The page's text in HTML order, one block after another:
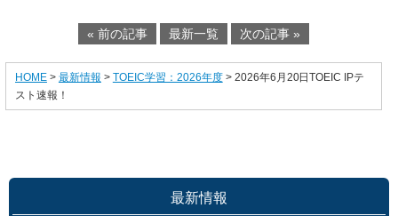
« 前の記事 最新一覧 次の記事 »
HOME> 最新情報 > TOEIC学習：2026年度> 2026年6月20日TOEIC IPテ
スト速報！
最新情報